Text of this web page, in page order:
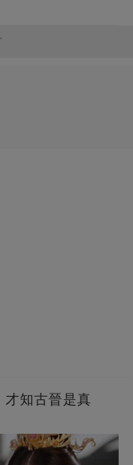
才知古晉是真